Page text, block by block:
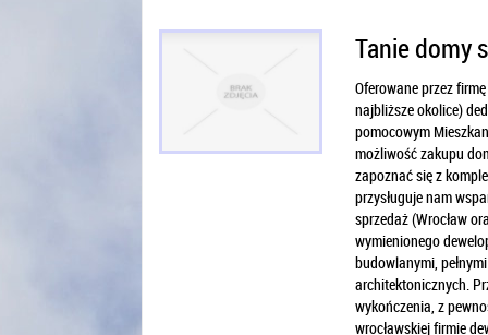
Tanie domy
Oferowane przez
najbliższe okolice)
pomocowym
możliwość zakupu
zapoznać się z
przysługuje nam
sprzedaż (Wrocław
wymienionego
budowlanymi,
architektonicznych.
wykończenia, z
wrocławskiej firmie